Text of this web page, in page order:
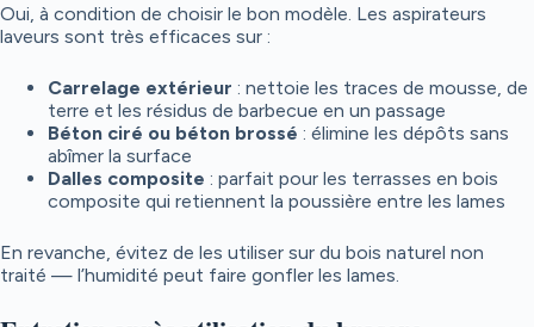
Oui, à condition de choisir le bon modèle. Les aspirateurs
laveurs sont très efficaces sur :
Carrelage extérieur : nettoie les traces de mousse, de
terre et les résidus de barbecue en un passage
Béton ciré ou béton brossé : élimine les dépôts sans
abîmer la surface
Dalles composite : parfait pour les terrasses en bois
composite qui retiennent la poussière entre les lames
En revanche, évitez de les utiliser sur du bois naturel non
traité — l’humidité peut faire gonfler les lames.